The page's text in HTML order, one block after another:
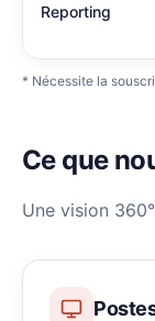
Reporting
* Nécessite la
Ce que
Une vision